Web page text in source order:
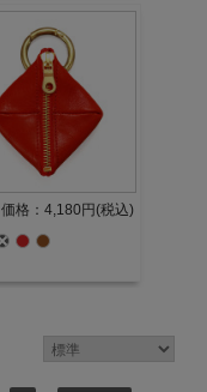
価格：4,180円(税込)